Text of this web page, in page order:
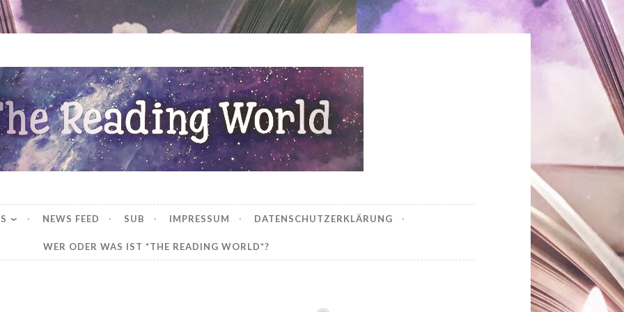
World
NEWS FEED SUB IMPRESSUM DATENSCHUTZERKLÄRUNG
WER ODER WAS IST *THE READING WORLD*?